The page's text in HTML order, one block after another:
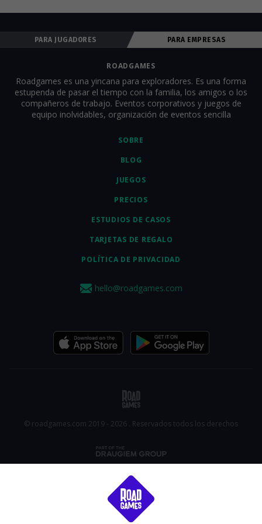
comienzo de partida antes del inicio del juego. Los
organizadores pueden seguir a todos los equipos en línea en
para animar a todos. Nosotros proporcionamos completo
soporte técnico y al cliente dentro de la aplicación. Para obtener
una descripción más detallada del juego y todas las tareas,
consulta la sección "¿Cómo se juega?" .
PARA JUGADORES PARA EMPRESAS
SOBRE
BLOG
JUEGOS
PRECIOS
ESTUDIOS DE CASOS
TARJETAS DE REGALO
POLÍTICA DE PRIVACIDAD
ROADGAMES
Roadgames es una yincana para exploradores. Es una forma
estupenda de pasar el tiempo con la familia, los amigos o los
compañeros de trabajo. Eventos corporativos y juegos de
equipo inolvidables, organización de eventos sencilla
hello@roadgames.com
© roadgames.com 2019 - 2026 . Reservados todos los derechos